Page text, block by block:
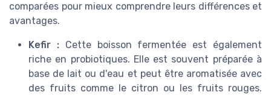
comparées pour mieux comprendre leurs différences et
avantages.
Kefir :Cette boisson fermentée est également
riche en probiotiques. Elle est souvent préparée à
base de lait ou d'eau et peut être aromatisée avec
des fruits comme le citron ou les fruits rouges.